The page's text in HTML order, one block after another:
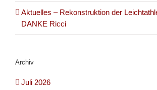
Aktuelles – Rekonstruktion der
DANKE Ricci
Archiv
Juli 2026